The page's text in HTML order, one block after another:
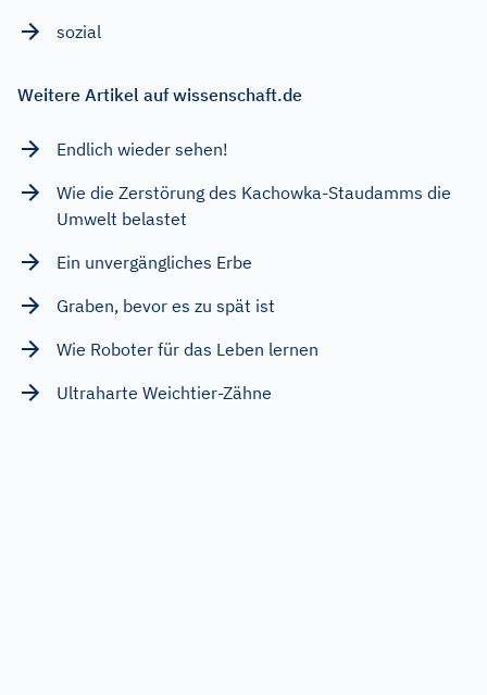
sozial
Weitere Artikel auf wissenschaft.de
Endlich wieder sehen!
Wie die Zerstörung des Kachowka-Staudamms die
Umwelt belastet
Ein unvergängliches Erbe
Graben, bevor es zu spät ist
Wie Roboter für das Leben lernen
Ultraharte Weichtier-Zähne